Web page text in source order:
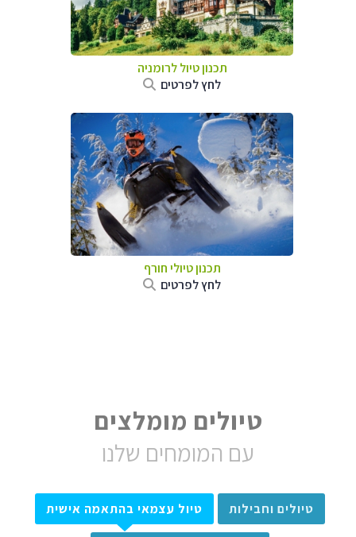
תכנון טיול לרומניה
לחץ לפרטים
תכנון טיולי חורף
לחץ לפרטים
טיולים מומלצים
עם המומחים שלנו
טיולים וחבילות טיול עצמאי בהתאמה אישית